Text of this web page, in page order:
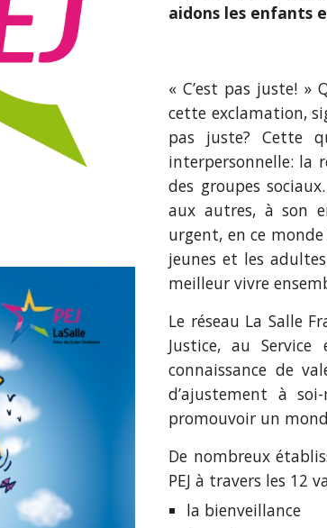
aidons les enfants
« C’est pas juste! »
cette exclamation,
pas juste? Cette
interpersonnelle: la
des groupes
aux autres, à son
urgent, en ce
jeunes et les
meilleur vivre
Le réseau La Salle
Justice, au
connaissance de
d’ajustement à
promouvoir un
De nombreux
PEJ à travers les 12
la bienveillance